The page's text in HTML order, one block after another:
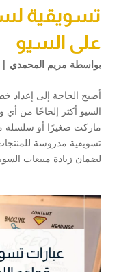
تسويقية
على السيو
بواسطة مريم المحمدي |
أصبح الحاجة إلى إعداد
السيو أكثر إلحاحًا من
ماركت صغيرًا أو سلسلة
تسويقية مدروسة
لضمان زيادة مبيعات